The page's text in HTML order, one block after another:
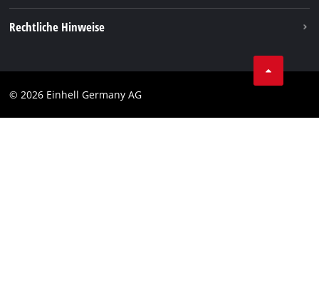
Vertrag widerrufen
Rechtliche Hinweise
Impressum
© 2026 Einhell Germany AG